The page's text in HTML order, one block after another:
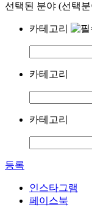
선택된 분야 (선택
카테고리
카테고리
카테고리
등록
인스타그램
페이스북